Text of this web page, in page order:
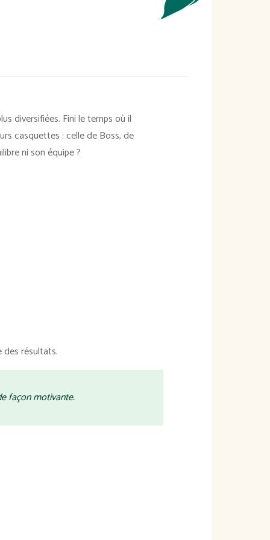
diversifiées. Fini le temps où il
casquettes : celle de Boss, de
ni son équipe ?
résultats.
façon motivante.